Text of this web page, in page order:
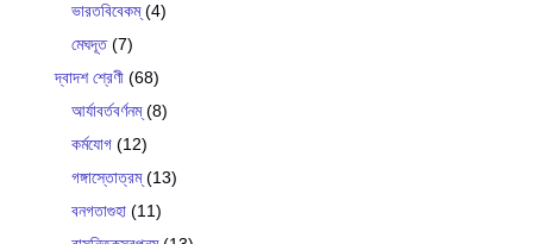
ভারতবিবেকম্(4)
মেঘদূত(7)
দ্বাদশ শ্রেণী (68)
আর্যাবর্তবর্ণনম্(8)
কর্মযোগ (12)
গঙ্গাস্তোত্রম্(13)
বনগতাগুহা (11)